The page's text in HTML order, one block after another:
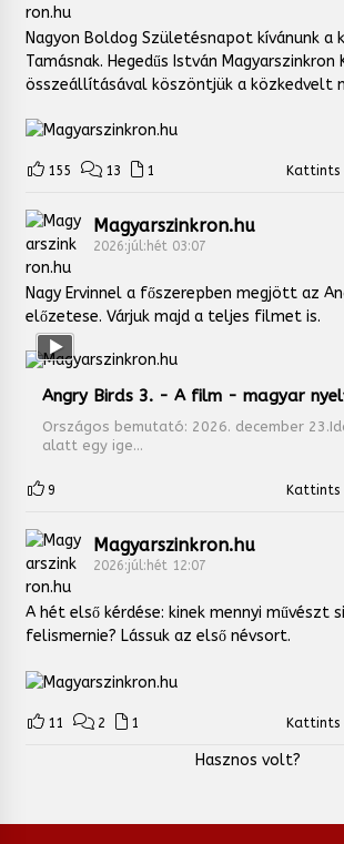
Nagyon Boldog Születésnapot kívánunk a
Tamásnak. Hegedűs István Magyarszinkron
összeállításával köszöntjük a közkedvelt
155 13 1 Kattints
Magyarszinkron.hu
2026:júl:hét 03:07
Nagy Ervinnel a főszerepben megjött az
előzetese. Várjuk majd a teljes filmet is.
Angry Birds 3. - A film - magyar
Országos bemutató: 2026. december
alatt egy ige...
9 Kattints
Magyarszinkron.hu
2026:júl:hét 12:07
A hét első kérdése: kinek mennyi művészt
felismernie? Lássuk az első névsort.
11 2 1 Kattints
Hasznos volt?